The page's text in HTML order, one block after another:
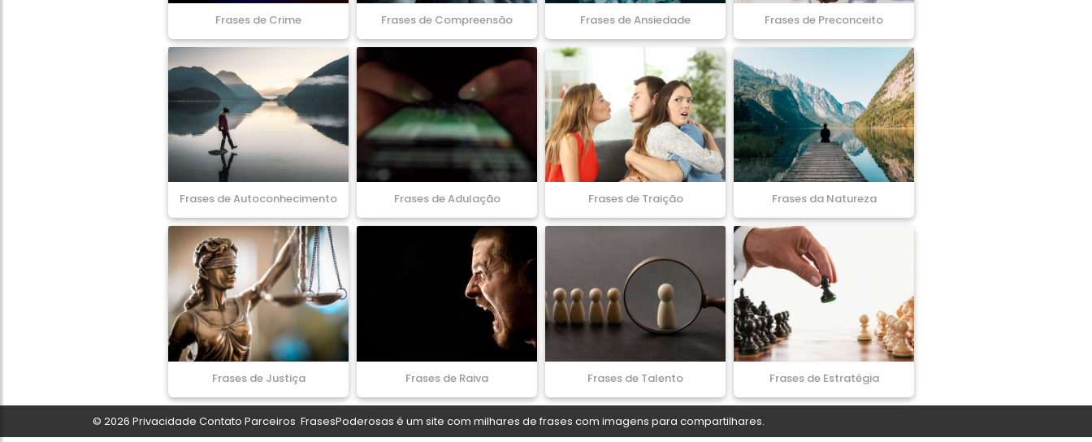
Frases de Crime Frases de Compreensão Frases de Ansiedade Frases de Preconceito
Frases de Autoconhecimento Frases de Adulação Frases de Traição Frases da Natureza
Frases de Justiça Frases de Raiva Frases de Talento Frases de Estratégia
© 2026 Privacidade Contato Parceiros FrasesPoderosas é um site com milhares de frases com imagens para compartilhares.